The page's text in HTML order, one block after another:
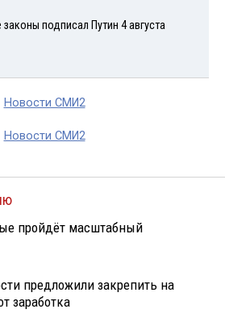
законы подписал Путин 4 августа
Новости СМИ2
Новости СМИ2
пройдёт масштабный
предложили закрепить на
заработка